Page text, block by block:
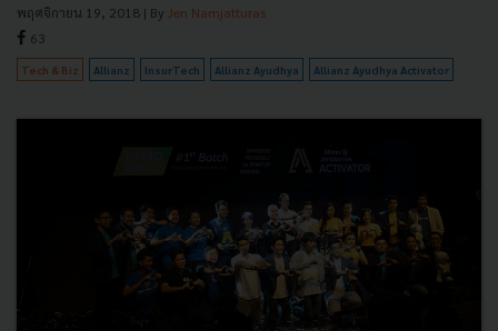
พฤศจิกายน 19, 2018 | By Jen Namjatturas
63
Tech & Biz Allianz InsurTech Allianz Ayudhya Allianz Ayudhya Activator